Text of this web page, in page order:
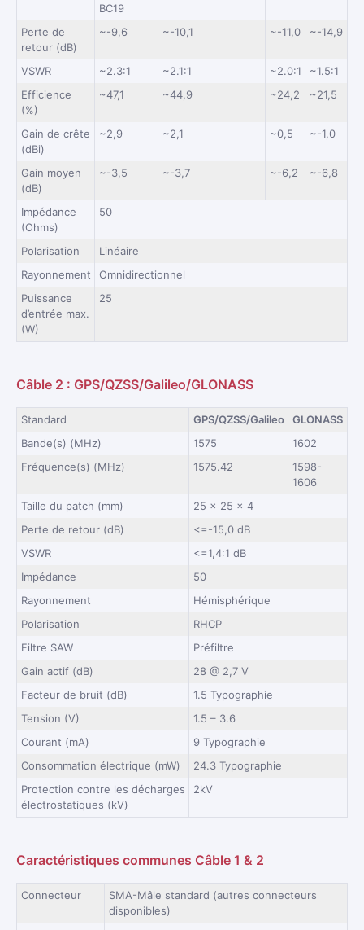
BC19
Perte de
retour (dB)
~-9,6 ~-10,1 ~-11,0 ~-14,9
VSWR ~2.3:1 ~2.1:1 ~2.0:1
~1.5:1
Efficience
(%)
~47,1 ~44,9 ~24,2 ~21,5
Gain de crête
(dBi)
~2,9 ~2,1 ~0,5 ~-1,0
Gain moyen
(dB)
~-3,5 ~-3,7 ~-6,2 ~-6,8
Impédance
(Ohms)
50
Polarisation
Linéaire
Rayonnement
Omnidirectionnel
Puissance
d’entrée max.
(W)
25
Câble 2 : GPS/QZSS/Galileo/GLONASS
Standard GPS/QZSS/Galileo
GLONASS
Bande(s) (MHz)
1575
1602
Fréquence(s) (MHz)
1575.42
1598-
1606
Taille du patch (mm)
25 x 25 x 4
Perte de retour (dB)
<=-15,0 dB
VSWR
<=1,4:1 dB
Impédance
50
Rayonnement
Hémisphérique
Polarisation
RHCP
Filtre SAW
Préfiltre
Gain actif (dB)
28 @ 2,7 V
Facteur de bruit (dB)
1.5 Typographie
Tension (V)
1.5 – 3.6
Courant (mA)
9 Typographie
Consommation électrique (mW)
24.3 Typographie
Protection contre les décharges
électrostatiques (kV)
2kV
Caractéristiques communes Câble 1 & 2
Connecteur
SMA-Mâle standard (autres connecteurs
disponibles)